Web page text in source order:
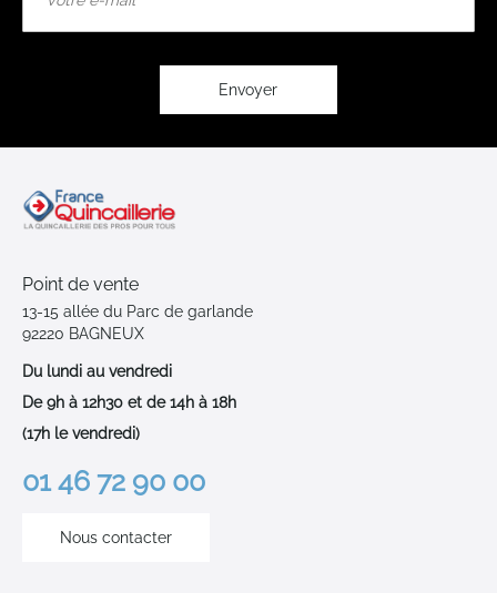
Envoyer
Point de vente
13-15 allée du Parc de garlande
92220 BAGNEUX
Du lundi au vendredi
De 9h à 12h30 et de 14h à 18h
(17h le vendredi)
01 46 72 90 00
Nous contacter